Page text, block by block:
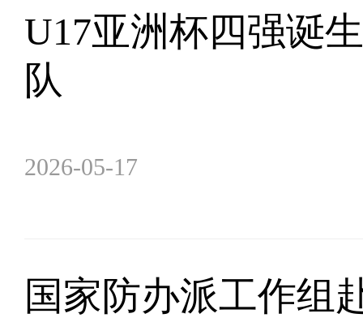
U17亚洲杯四强诞
队
2026-05-17
国家防办派工作组